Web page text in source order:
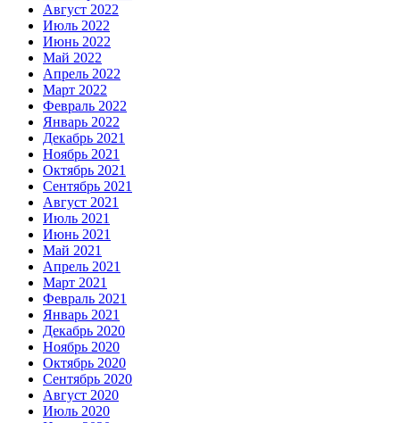
Август 2022
Июль 2022
Июнь 2022
Май 2022
Апрель 2022
Март 2022
Февраль 2022
Январь 2022
Декабрь 2021
Ноябрь 2021
Октябрь 2021
Сентябрь 2021
Август 2021
Июль 2021
Июнь 2021
Май 2021
Апрель 2021
Март 2021
Февраль 2021
Январь 2021
Декабрь 2020
Ноябрь 2020
Октябрь 2020
Сентябрь 2020
Август 2020
Июль 2020